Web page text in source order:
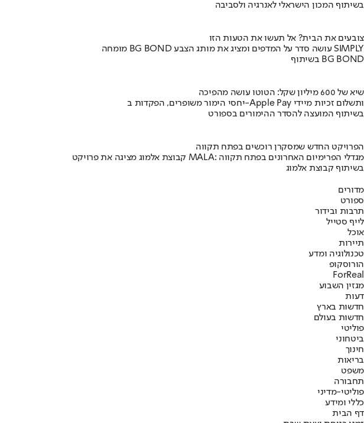
בשיתוף המכון הישראלי לאנרגיה ולסביבה
צובעים את הבית? אל תעשו את הטעות הזו
מומחה BG BOND עושה סדר על המדפים ומציג את מותג הצבע SIMPLY
בשיתוף BG BOND
שיא של 600 מיליון שקל: הטוטו עושה מהפיכה
יחסי הימור משופרים, הפקדות ב-Apple Pay ותשלום זכיות מיידי
בשיתוף המועצה להסדר ההימורים בספורט
הפרויקט החדש שמסקרן רוכשים בפתח תקווה
קבוצת אלמוג מציגה את פרויקט MALA: מגדלי הפרימיום האחרונים בפתח תקווה
בשיתוף קבוצת אלמוג
מדורים
ספורט
תרבות ובידור
לייף סטייל
אוכל
תיירות
טכנולוגיה ומדע
הורוסקופ
ForReal
מגזין השבוע
דעות
חדשות בארץ
חדשות בעולם
פוליטי
ביטחוני
חינוך
בריאות
משפט
תחבורה
פוליטי-מדיני
כללי ומידע
דף הבית